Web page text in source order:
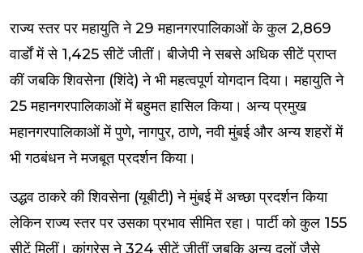
राज्य स्तर पर महायुति ने 29 महानगरपालिकाओं के कुल 2,869
वार्डों में से 1,425 सीटें जीतीं। बीजेपी ने सबसे अधिक सीटें प्राप्त
कीं जबकि शिवसेना (शिंदे) ने भी महत्वपूर्ण योगदान दिया। महायुति ने
25 महानगरपालिकाओं में बहुमत हासिल किया। अन्य प्रमुख
महानगरपालिकाओं में पुणे, नागपुर, ठाणे, नवी मुंबई और अन्य शहरों में
भी गठबंधन ने मजबूत प्रदर्शन किया।
उद्धव ठाकरे की शिवसेना (यूबीटी) ने मुंबई में अच्छा प्रदर्शन किया
लेकिन राज्य स्तर पर उसका प्रभाव सीमित रहा। पार्टी को कुल 155
सीटें मिलीं। कांग्रेस ने 324 सीटें जीतीं जबकि अन्य दलों जैसे